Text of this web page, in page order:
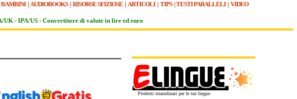
BAMBINI| AUDIOBOOKS| RISORSE SFIZIOSE | ARTICOLI| TIPS|TESTI PARALLELI| VIDEO
UK- IPA/US - Convertitore di valute in lire ed euro
Prodotti straordinari per le tue lingue